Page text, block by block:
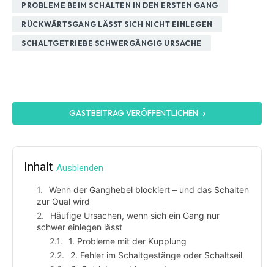
PROBLEME BEIM SCHALTEN IN DEN ERSTEN GANG
RÜCKWÄRTSGANG LÄSST SICH NICHT EINLEGEN
SCHALTGETRIEBE SCHWERGÄNGIG URSACHE
GASTBEITRAG VERÖFFENTLICHEN
Inhalt Ausblenden
Wenn der Ganghebel blockiert – und das Schalten
zur Qual wird
Häufige Ursachen, wenn sich ein Gang nur
schwer einlegen lässt
1. Probleme mit der Kupplung
2. Fehler im Schaltgestänge oder Schaltseil